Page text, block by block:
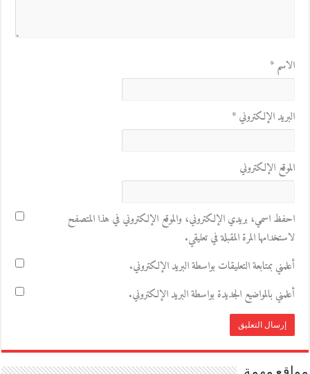
الاسم*
البريد الإلكتروني*
الموقع الإلكتروني
احفظ اسمي، بريدي الإلكتروني، والموقع الإلكتروني في هذا المتصفح
لاستخدامها المرة المقبلة في تعليقي.
أعلمني بمتابعة التعليقات بواسطة البريد الإلكتروني.
أعلمني بالمواضيع الجديدة بواسطة البريد الإلكتروني.